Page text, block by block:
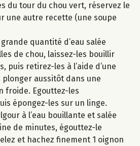
du tour du chou vert, réservez le
une autre recette (une soupe
quantité d’eau salée
de chou, laissez-les bouillir
puis retirez-les à l’aide d’une
plonger aussitôt dans une
froide. Egouttez-les
épongez-les sur un linge.
à l’eau bouillante et salée
de minutes, égouttez-le
et hachez finement 1 oignon